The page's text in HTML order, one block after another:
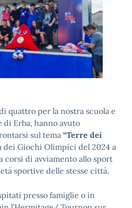
quattro per la nostra scuola e
Erba, hanno avuto
sul tema “Terre dei
dei Giochi Olimpici del 2024 a
corsi di avviamento allo sport
sportive delle stesse città.
presso famiglie o in